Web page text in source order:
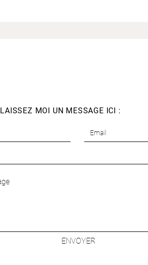
LAISSEZ MOI UN MESSAGE ICI :
ENVOYER